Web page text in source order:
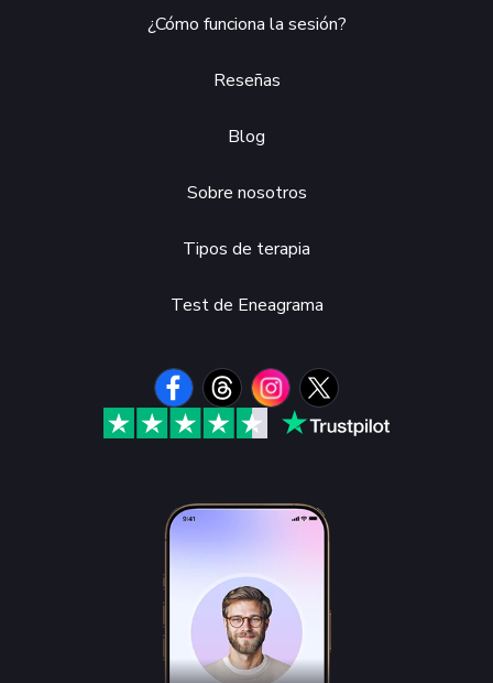
¿Cómo funciona la sesión?
Reseñas
Blog
Sobre nosotros
Tipos de terapia
Test de Eneagrama